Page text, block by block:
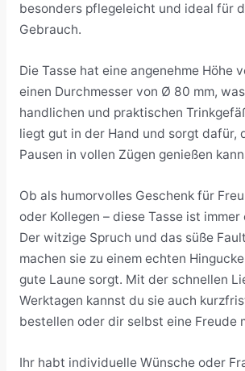
besonders pflegeleicht und ideal für
Gebrauch.
Die Tasse hat eine angenehme Höhe
einen Durchmesser von Ø 80 mm,
handlichen und praktischen
liegt gut in der Hand und sorgt dafür,
Pausen in vollen Zügen genießen
Ob als humorvolles Geschenk für
oder Kollegen – diese Tasse ist immer
Der witzige Spruch und das süße
machen sie zu einem echten
gute Laune sorgt. Mit der schnellen
Werktagen kannst du sie auch
bestellen oder dir selbst eine Freude
Ihr habt individuelle Wünsche oder